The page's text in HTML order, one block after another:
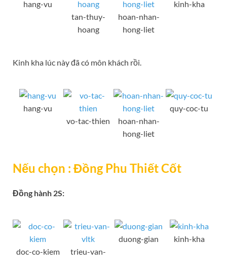
hang-vu
tan-thuy-
hoang
hoan-nhan-
hong-liet
kinh-kha
Kinh kha lúc này đã có môn khách rồi.
hang-vu
vo-tac-thien
hoan-nhan-
hong-liet
quy-coc-tu
Nếu chọn : Đồng Phu Thiết Cốt
Đồng hành 2S:
doc-co-kiem trieu-van-
duong-gian kinh-kha